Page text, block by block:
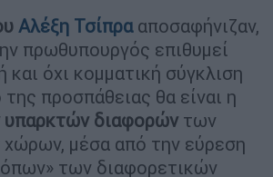
Αλέξη Τσίπρααποσαφήνιζαν,
πρωθυπουργός επιθυμεί
και όχι κομματική σύγκλιση
προσπάθειας θα είναι η
διαφορών των
μέσα από την εύρεση
των διαφορετικών